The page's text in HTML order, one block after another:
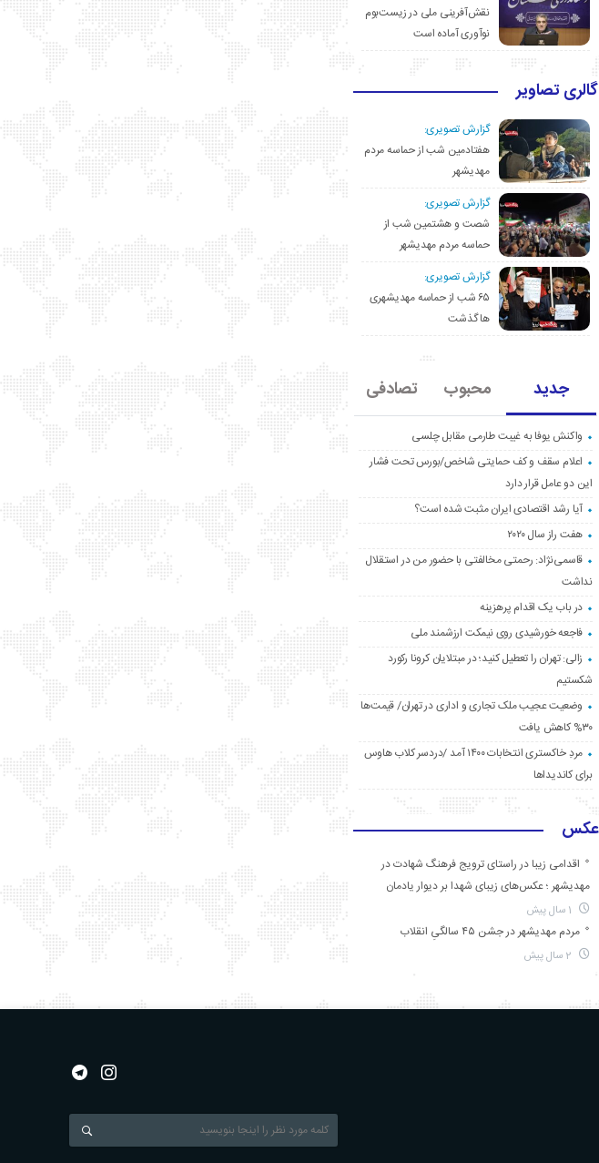
نقش‌آفرینی ملی در زیست‌بوم
نوآوری آماده است
گالری تصاویر
گزارش تصویری:
هفتادمین شب از حماسه مردم
مهدیشهر
گزارش تصویری:
شصت و هشتمین شب از
حماسه مردم مهدیشهر
گزارش تصویری:
۶۵ شب از حماسه مهدیشهری
ها گذشت
جدید محبوب تصادفی
واکنش یوفا به غیبت طارمی مقابل چلسی
اعلام سقف و کف حمایتی شاخص/بورس تحت فشار
این دو عامل قرار دارد
آیا رشد اقتصادی ایران مثبت شده است؟
هفت راز سال ۲۰۲۰
قاسمی‌نژاد: رحمتی مخالفتی با حضور من در استقلال
نداشت
در باب یک اقدام پرهزینه
فاجعه خورشیدی روی نیمکت ارزشمند ملی
زالی: تهران را تعطیل کنید؛ در مبتلایان کرونا رکورد
شکستیم
وضعیت عجیب ملک تجاری و اداری در تهران/ قیمت‌ها
۳۰% کاهش یافت
مردِ خاکستری انتخابات ۱۴۰۰ آمد /دردسر کلاب هاوس
برای کاندیداها
عکس
اقدامی زیبا در راستای ترویج فرهنگ شهادت در
مهدیشهر ؛ عکس‌های زیبای شهدا بر دیوار یادمان
مردم مهدیشهر در جشن ۴۵ سالگیِ انقلاب